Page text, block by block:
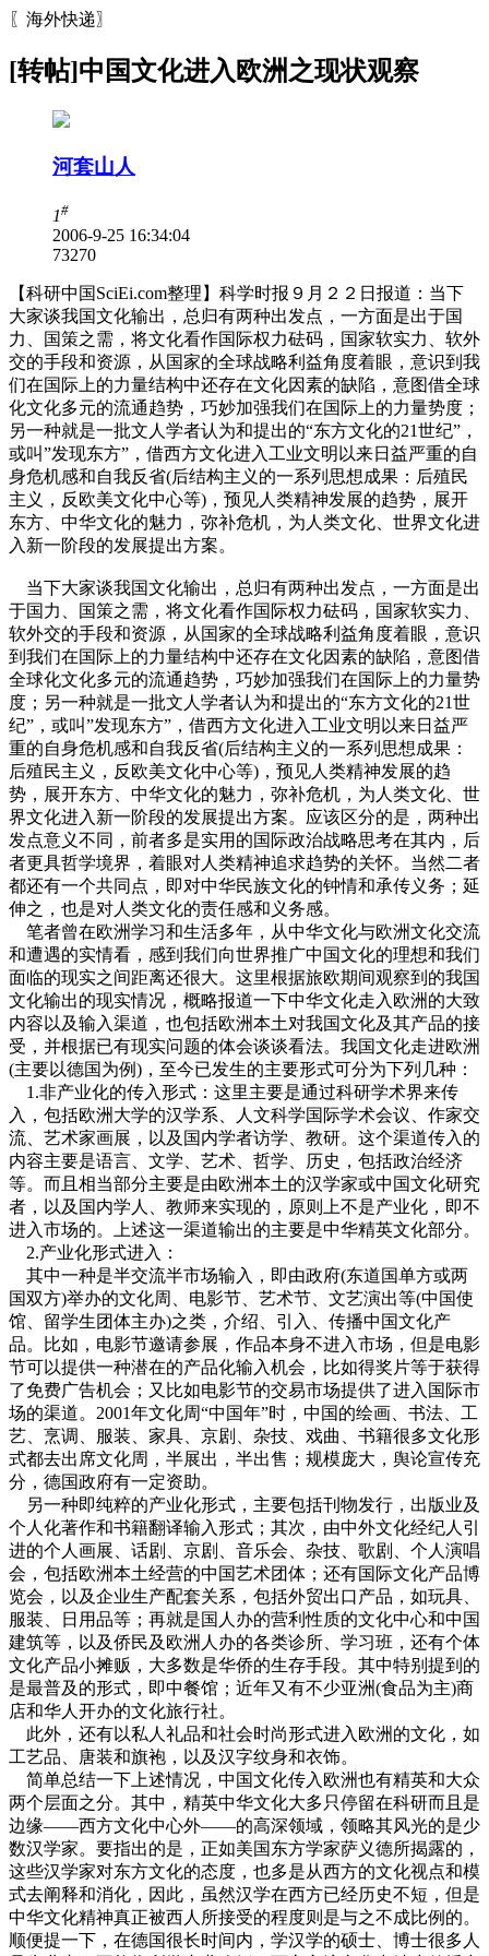
〖海外快递〗
[转帖]中国文化进入欧洲之现状观察
河套山人
1#
2006-9-25 16:34:04
73270
【科研中国SciEi.com整理】科学时报９月２２日报道：当下
大家谈我国文化输出，总归有两种出发点，一方面是出于国
力、国策之需，将文化看作国际权力砝码，国家软实力、软外
交的手段和资源，从国家的全球战略利益角度着眼，意识到我
们在国际上的力量结构中还存在文化因素的缺陷，意图借全球
化文化多元的流通趋势，巧妙加强我们在国际上的力量势度；
另一种就是一批文人学者认为和提出的“东方文化的21世纪”，
或叫”发现东方”，借西方文化进入工业文明以来日益严重的自
身危机感和自我反省(后结构主义的一系列思想成果：后殖民
主义，反欧美文化中心等)，预见人类精神发展的趋势，展开
东方、中华文化的魅力，弥补危机，为人类文化、世界文化进
入新一阶段的发展提出方案。
当下大家谈我国文化输出，总归有两种出发点，一方面是出
于国力、国策之需，将文化看作国际权力砝码，国家软实力、
软外交的手段和资源，从国家的全球战略利益角度着眼，意识
到我们在国际上的力量结构中还存在文化因素的缺陷，意图借
全球化文化多元的流通趋势，巧妙加强我们在国际上的力量势
度；另一种就是一批文人学者认为和提出的“东方文化的21世
纪”，或叫”发现东方”，借西方文化进入工业文明以来日益严
重的自身危机感和自我反省(后结构主义的一系列思想成果：
后殖民主义，反欧美文化中心等)，预见人类精神发展的趋
势，展开东方、中华文化的魅力，弥补危机，为人类文化、世
界文化进入新一阶段的发展提出方案。应该区分的是，两种出
发点意义不同，前者多是实用的国际政治战略思考在其内，后
者更具哲学境界，着眼对人类精神追求趋势的关怀。当然二者
都还有一个共同点，即对中华民族文化的钟情和承传义务；延
伸之，也是对人类文化的责任感和义务感。
笔者曾在欧洲学习和生活多年，从中华文化与欧洲文化交流
和遭遇的实情看，感到我们向世界推广中国文化的理想和我们
面临的现实之间距离还很大。这里根据旅欧期间观察到的我国
文化输出的现实情况，概略报道一下中华文化走入欧洲的大致
内容以及输入渠道，也包括欧洲本土对我国文化及其产品的接
受，并根据已有现实问题的体会谈谈看法。我国文化走进欧洲
(主要以德国为例)，至今已发生的主要形式可分为下列几种：
1.非产业化的传入形式：这里主要是通过科研学术界来传
入，包括欧洲大学的汉学系、人文科学国际学术会议、作家交
流、艺术家画展，以及国内学者访学、教研。这个渠道传入的
内容主要是语言、文学、艺术、哲学、历史，包括政治经济
等。而且相当部分主要是由欧洲本土的汉学家或中国文化研究
者，以及国内学人、教师来实现的，原则上不是产业化，即不
进入市场的。上述这一渠道输出的主要是中华精英文化部分。
2.产业化形式进入：
其中一种是半交流半市场输入，即由政府(东道国单方或两
国双方)举办的文化周、电影节、艺术节、文艺演出等(中国使
馆、留学生团体主办)之类，介绍、引入、传播中国文化产
品。比如，电影节邀请参展，作品本身不进入市场，但是电影
节可以提供一种潜在的产品化输入机会，比如得奖片等于获得
了免费广告机会；又比如电影节的交易市场提供了进入国际市
场的渠道。2001年文化周“中国年”时，中国的绘画、书法、工
艺、烹调、服装、家具、京剧、杂技、戏曲、书籍很多文化形
式都去出席文化周，半展出，半出售；规模庞大，舆论宣传充
分，德国政府有一定资助。
另一种即纯粹的产业化形式，主要包括刊物发行，出版业及
个人化著作和书籍翻译输入形式；其次，由中外文化经纪人引
进的个人画展、话剧、京剧、音乐会、杂技、歌剧、个人演唱
会，包括欧洲本土经营的中国艺术团体；还有国际文化产品博
览会，以及企业生产配套关系，包括外贸出口产品，如玩具、
服装、日用品等；再就是国人办的营利性质的文化中心和中国
建筑等，以及侨民及欧洲人办的各类诊所、学习班，还有个体
文化产品小摊贩，大多数是华侨的生存手段。其中特别提到的
是最普及的形式，即中餐馆；近年又有不少亚洲(食品为主)商
店和华人开办的文化旅行社。
此外，还有以私人礼品和社会时尚形式进入欧洲的文化，如
工艺品、唐装和旗袍，以及汉字纹身和衣饰。
简单总结一下上述情况，中国文化传入欧洲也有精英和大众
两个层面之分。其中，精英中华文化大多只停留在科研而且是
边缘——西方文化中心外——的高深领域，领略其风光的是少
数汉学家。要指出的是，正如美国东方学家萨义德所揭露的，
这些汉学家对东方文化的态度，也多是从西方的文化视点和模
式去阐释和消化，因此，虽然汉学在西方已经历史不短，但是
中华文化精神真正被西人所接受的程度则是与之不成比例的。
顺便提一下，在德国很长时间内，学汉学的硕士、博士很多人